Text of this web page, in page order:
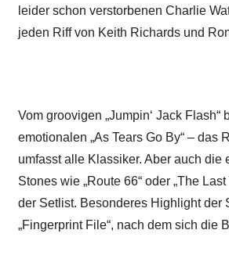
leider schon verstorbenen Charlie
jeden Riff von Keith Richards und
Vom groovigen „Jumpin‘ Jack Flash“
emotionalen „As Tears Go By“ – das
umfasst alle Klassiker. Aber auch die
Stones wie „Route 66“ oder „The
der Setlist. Besonderes Highlight der
„Fingerprint File“, nach dem sich die